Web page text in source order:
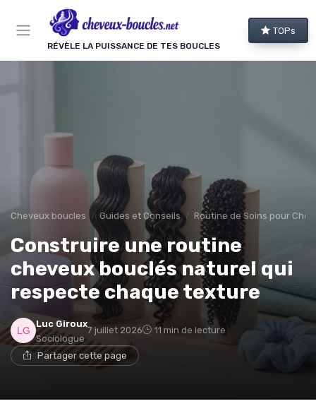
RÉVÈLE LA PUISSANCE DE TES BOUCLES
TOPs
Cheveux boucles Guides et Conseils Routine de Soins pour
Construire une routine
cheveux bouclés naturel qui
respecte chaque texture
Luc Giroux
Sociologue
7 juillet 2026 11 min de lecture
Partager cette page
Panneau de gestion des cookies